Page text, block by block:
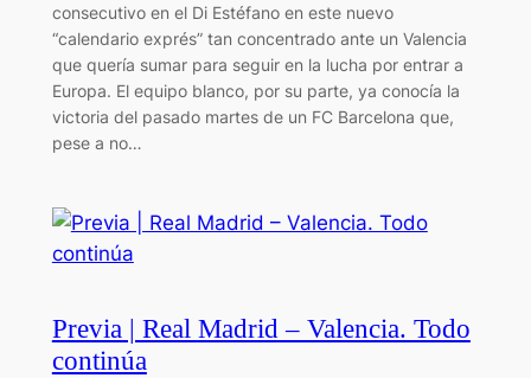
consecutivo en el Di Estéfano en este nuevo
“calendario exprés” tan concentrado ante un Valencia
que quería sumar para seguir en la lucha por entrar a
Europa. El equipo blanco, por su parte, ya conocía la
victoria del pasado martes de un FC Barcelona que,
pese a no…
Previa | Real Madrid – Valencia. Todo
continúa